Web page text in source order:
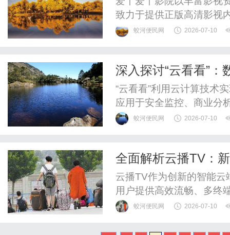
致力于提供正版高清影视
蛟河便民网 2026-07-10
深入探讨“云看看”
“云看看”利用云计算技术
应用于安全监控、商业分
能化水平。
蛟河便民网 2026-07-10
全面解析云播TV：
云播TV作为创新的智能
用户提供高效流畅、多终
展。蛟河便民网 2026-07-10